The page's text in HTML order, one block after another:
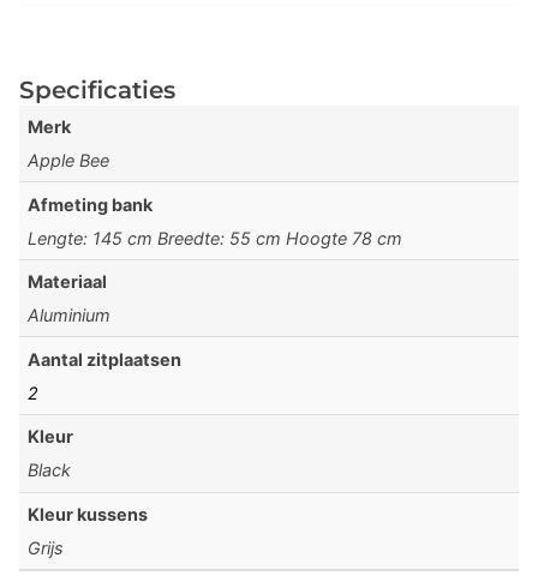
Specificaties
Merk
Apple Bee
Afmeting bank
Lengte: 145 cm Breedte: 55 cm Hoogte 78 cm
Materiaal
Aluminium
Aantal zitplaatsen
2
Kleur
Black
Kleur kussens
Grijs